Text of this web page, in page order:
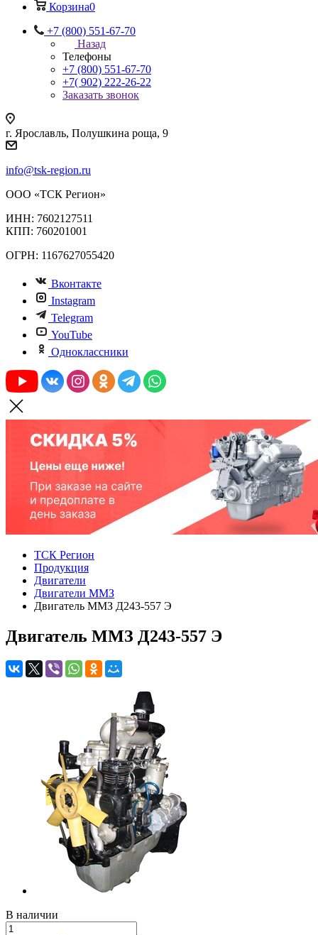
Корзина0
+7 (800) 551-67-70
Назад
Телефоны
+7 (800) 551-67-70
+7( 902) 222-26-22
Заказать звонок
г. Ярославль, Полушкина роща, 9
info@tsk-region.ru
ООО «ТСК Регион»
ИНН: 7602127511
КПП: 760201001
ОГРН: 1167627055420
Вконтакте
Instagram
Telegram
YouTube
Одноклассники
ТСК Регион
Продукция
Двигатели
Двигатели ММЗ
Двигатель ММЗ Д243-557 Э
Двигатель ММЗ Д243-557 Э
В наличии